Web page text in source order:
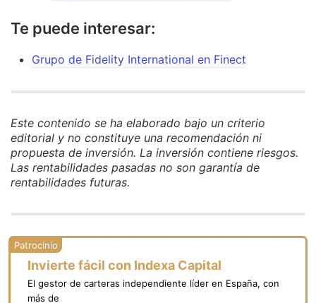
Te puede interesar:
Grupo de Fidelity International en Finect
Este contenido se ha elaborado bajo un criterio
editorial y no constituye una recomendación ni
propuesta de inversión. La inversión contiene riesgos.
Las rentabilidades pasadas no son garantía de
rentabilidades futuras.
Invierte fácil con Indexa Capital
El gestor de carteras independiente líder en España, con
más de